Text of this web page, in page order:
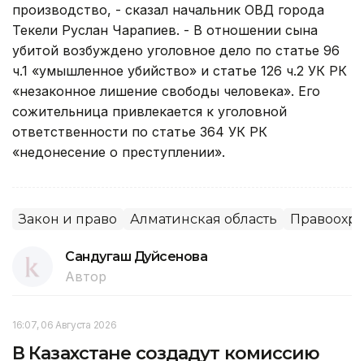
производство, - сказал начальник ОВД города
Текели Руслан Чарапиев. - В отношении сына
убитой возбуждено уголовное дело по статье 96
ч.1 «умышленное убийство» и статье 126 ч.2 УК РК
«незаконное лишение свободы человека». Его
сожительница привлекается к уголовной
ответственности по статье 364 УК РК
«недонесение о преступлении».
Закон и право Алматинская область
Сандугаш Дуйсенова
Автор
16:07, 06 Августа 2026
В Казахстане создадут комиссию